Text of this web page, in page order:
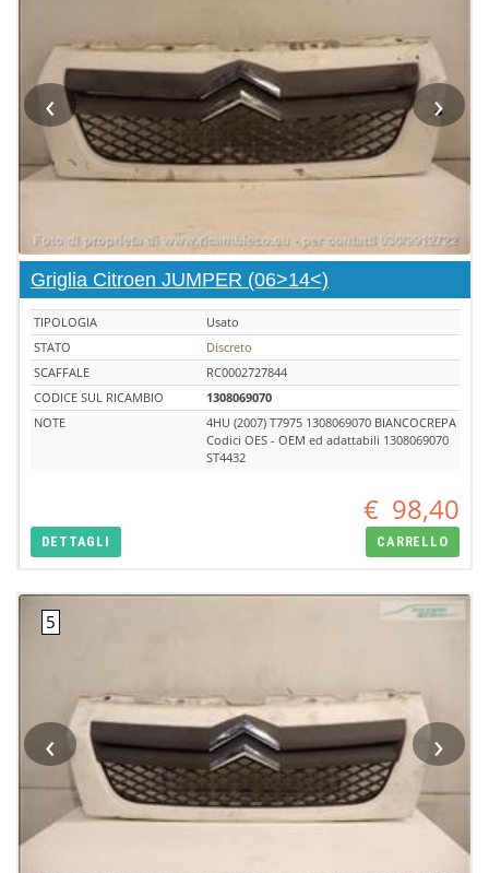
‹ ›
Griglia Citroen JUMPER (06>14<)
TIPOLOGIA
Usato
STATO
Discreto
SCAFFALE
RC0002727844
CODICE SUL RICAMBIO
1308069070
NOTE
4HU (2007) T7975 1308069070 BIANCOCREPA
Codici OES - OEM ed adattabili 1308069070
ST4432
€ 98,40
DETTAGLI CARRELLO
‹ ›